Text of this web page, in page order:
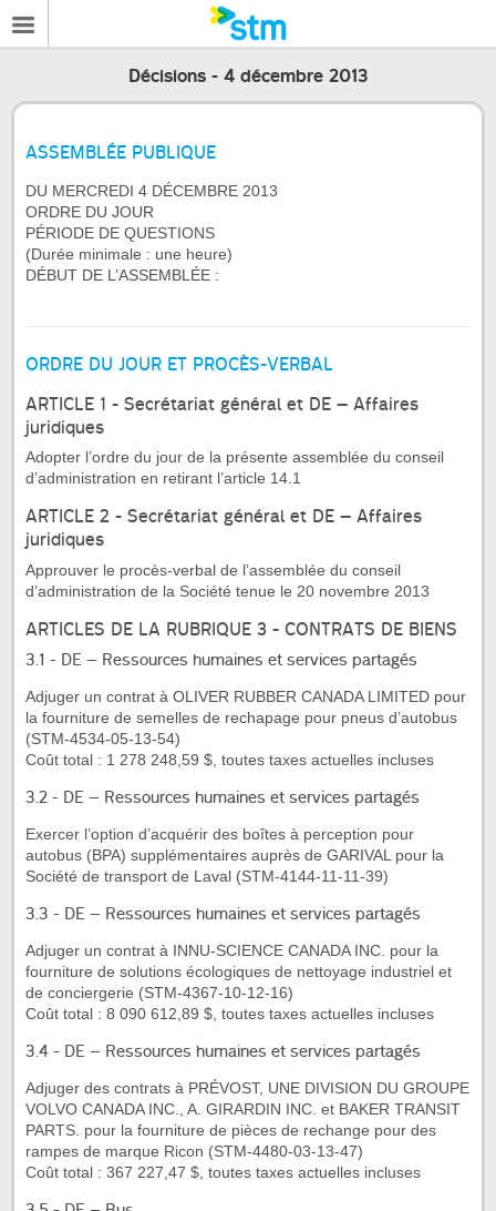
Décisions - 4 décembre 2013
ASSEMBLÉE PUBLIQUE
DU MERCREDI 4 DÉCEMBRE 2013
ORDRE DU JOUR
PÉRIODE DE QUESTIONS
(Durée minimale : une heure)
DÉBUT DE L’ASSEMBLÉE :
ORDRE DU JOUR ET PROCÈS-VERBAL
ARTICLE 1 - Secrétariat général et DE – Affaires
juridiques
Adopter l’ordre du jour de la présente assemblée du conseil
d’administration en retirant l’article 14.1
ARTICLE 2 - Secrétariat général et DE – Affaires
juridiques
Approuver le procès-verbal de l’assemblée du conseil
d’administration de la Société tenue le 20 novembre 2013
ARTICLES DE LA RUBRIQUE 3 - CONTRATS DE BIENS
3.1 - DE – Ressources humaines et services partagés
Adjuger un contrat à OLIVER RUBBER CANADA LIMITED pour
la fourniture de semelles de rechapage pour pneus d’autobus
(STM-4534-05-13-54)
Coût total : 1 278 248,59 $, toutes taxes actuelles incluses
3.2 - DE – Ressources humaines et services partagés
Exercer l’option d’acquérir des boîtes à perception pour
autobus (BPA) supplémentaires auprès de GARIVAL pour la
Société de transport de Laval (STM-4144-11-11-39)
3.3 - DE – Ressources humaines et services partagés
Adjuger un contrat à INNU-SCIENCE CANADA INC. pour la
fourniture de solutions écologiques de nettoyage industriel et
de conciergerie (STM-4367-10-12-16)
Coût total : 8 090 612,89 $, toutes taxes actuelles incluses
3.4 - DE – Ressources humaines et services partagés
Adjuger des contrats à PRÉVOST, UNE DIVISION DU GROUPE
VOLVO CANADA INC., A. GIRARDIN INC. et BAKER TRANSIT
PARTS. pour la fourniture de pièces de rechange pour des
rampes de marque Ricon (STM-4480-03-13-47)
Coût total : 367 227,47 $, toutes taxes actuelles incluses